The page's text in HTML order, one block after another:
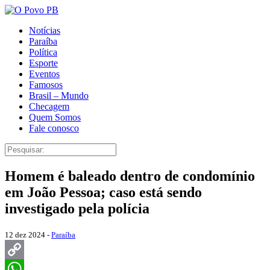
Notícias
Paraíba
Política
Esporte
Eventos
Famosos
Brasil – Mundo
Checagem
Quem Somos
Fale conosco
Homem é baleado dentro de condomínio
em João Pessoa; caso está sendo
investigado pela polícia
12 dez 2024 - Paraíba